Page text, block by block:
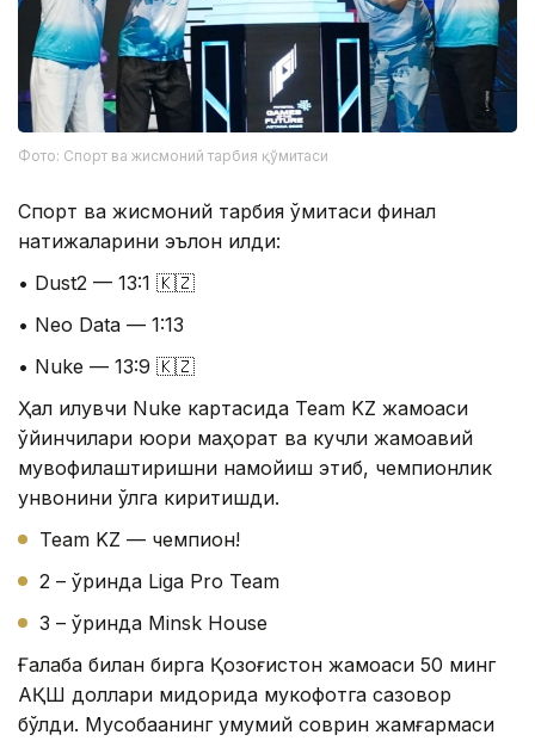
Фото: Спорт ва жисмоний тарбия қўмитаси
Спорт ва жисмоний тарбия қўмитаси финал
натижаларини эълон қилди:
• Dust2 — 13:1 🇰🇿
• Neo Data — 1:13
• Nuke — 13:9 🇰🇿
Ҳал қилувчи Nuke картасида Team KZ жамоаси
ўйинчилари юқори маҳорат ва кучли жамоавий
мувофиқлаштиришни намойиш этиб, чемпионлик
унвонини қўлга киритишди.
Team KZ — чемпион!
2 – ўринда Liga Pro Team
3 – ўринда Minsk House
Ғалаба билан бирга Қозоғистон жамоаси 50 минг
АҚШ доллари миқдорида мукофотга сазовор
бўлди. Мусобақанинг умумий соврин жамғармаси